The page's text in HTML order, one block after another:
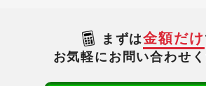
まずは金額だけ
お気軽にお問い合わせく